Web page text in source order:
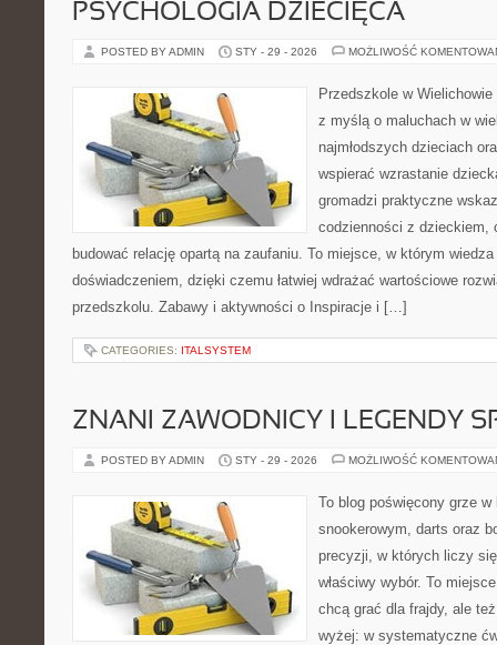
PSYCHOLOGIA DZIECIĘCA
POSTED BY ADMIN STY - 29 - 2026 MOŻLIWOŚĆ
Przedszkole w
z myślą o maluchach w
najmłodszych dzieciach
wspierać wzrastanie
gromadzi praktyczne
codzienności z dzieckiem,
budować relację opartą na zaufaniu. To miejsce, w którym
doświadczeniem, dzięki czemu łatwiej wdrażać wartościowe
przedszkolu. Zabawy i aktywności o Inspiracje i […]
CATEGORIES: ITALSYSTEM
ZNANI ZAWODNICY I LEGENDY
POSTED BY ADMIN STY - 29 - 2026 MOŻLIWOŚĆ
To blog poświęcony grze
snookerowym, darts oraz
precyzji, w których liczy
właściwy wybór. To
chcą grać dla frajdy, ale
wyżej: w systematyczne